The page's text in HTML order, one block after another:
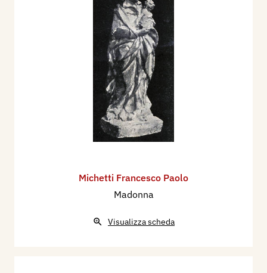
Michetti Francesco Paolo
Madonna
Visualizza scheda